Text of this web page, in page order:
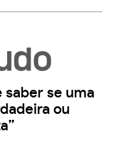
saber se uma
ou